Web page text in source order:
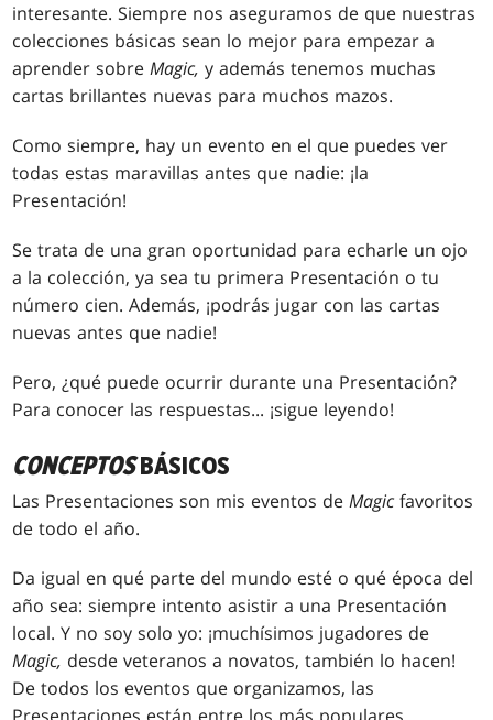
interesante. Siempre nos aseguramos de que nuestras
colecciones básicas sean lo mejor para empezar a
aprender sobreMagic, y además tenemos muchas
cartas brillantes nuevas para muchos mazos.
Como siempre, hay un evento en el que puedes ver
todas estas maravillas antes que nadie: ¡la
Presentación!
Se trata de una gran oportunidad para echarle un ojo
a la colección, ya sea tu primera Presentación o tu
número cien. Además, ¡podrás jugar con las cartas
nuevas antes que nadie!
Pero, ¿qué puede ocurrir durante una Presentación?
Para conocer las respuestas... ¡sigue leyendo!
CONCEPTOSBÁSICOS
Las Presentaciones son mis eventos deMagic favoritos
de todo el año.
Da igual en qué parte del mundo esté o qué época del
año sea: siempre intento asistir a una Presentación
local. Y no soy solo yo: ¡muchísimos jugadores de
Magic, desde veteranos a novatos, también lo hacen!
De todos los eventos que organizamos, las